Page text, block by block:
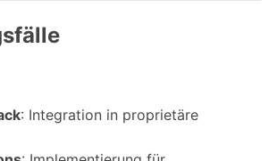
: Integration in proprietäre